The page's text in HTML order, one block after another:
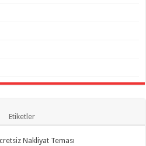
Etiketler
Nakliyat Teması